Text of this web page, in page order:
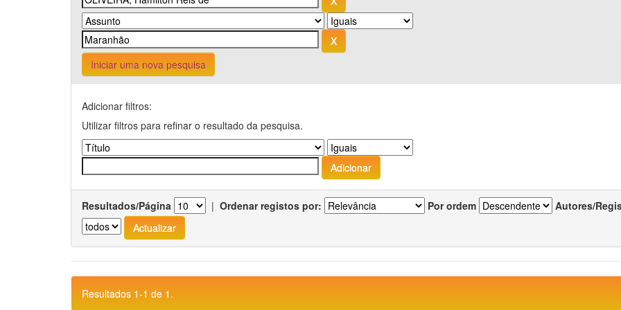
Iniciar uma nova pesquisa
Adicionar filtros:
Utilizar filtros para refinar o resultado da pesquisa.
Resultados/Página | Ordenar registos por: Por ordem Autores/
Resultados 1-1 de 1.